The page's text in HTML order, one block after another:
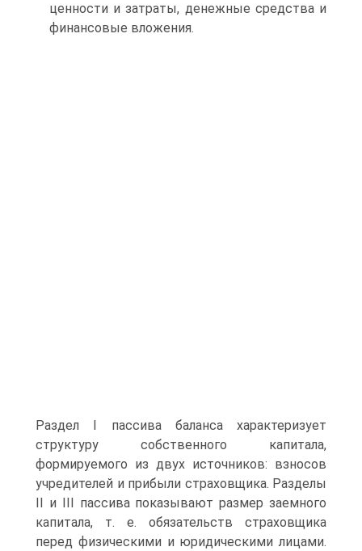
ценности и затраты, денежные средства и
финансовые вложения.
Раздел I пассива баланса характеризует
структуру собственного капитала,
формируемого из двух источников: взносов
учредителей и прибыли страховщика. Разделы
II и III пассива показывают размер заемного
капитала, т. е. обязательств страховщика
перед физическими и юридическими лицами.